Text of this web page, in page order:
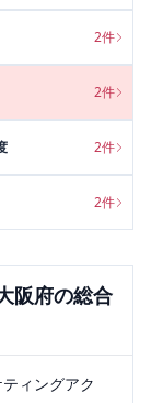
2件
2件
2件
2件
阪府の総合
ィングアク